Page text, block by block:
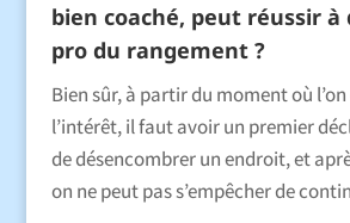
bien coaché, peut réussir à
pro du rangement ?
Bien sûr, à partir du moment où
l’intérêt, il faut avoir un premier
de désencombrer un endroit, et
on ne peut pas s’empêcher de